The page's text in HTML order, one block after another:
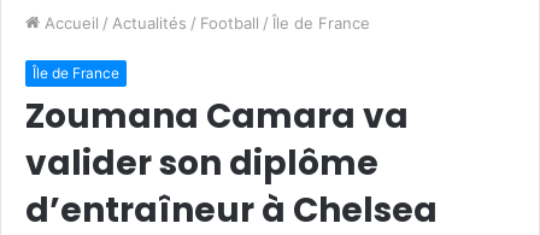
Accueil / Actualités / Football / Île de France
Île de France
Zoumana Camara va
valider son diplôme
d’entraîneur à Chelsea